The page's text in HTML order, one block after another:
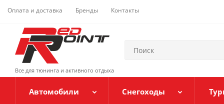
Оплата и доставка Бренды Контакты
Все для тюнинга и активного отдыха
Автомобили Снегоходы